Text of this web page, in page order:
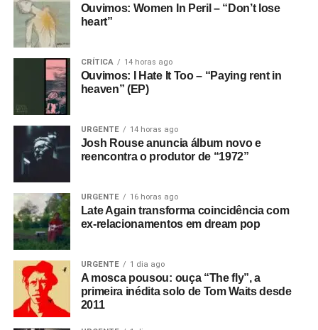
Ouvimos: Women In Peril – “Don’t lose
heart”
CRÍTICA 14 horas ago
Ouvimos: I Hate It Too – “Paying rent in
heaven” (EP)
URGENTE 14 horas ago
Josh Rouse anuncia álbum novo e
reencontra o produtor de “1972”
URGENTE 16 horas ago
Late Again transforma coincidência com
ex-relacionamentos em dream pop
URGENTE 1 dia ago
A mosca pousou: ouça “The fly”, a
primeira inédita solo de Tom Waits desde
2011